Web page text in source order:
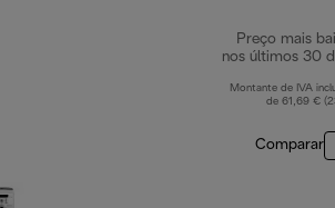
Preço mais
nos últimos 30
Montante de IVA
de 61,69 €
Comparar